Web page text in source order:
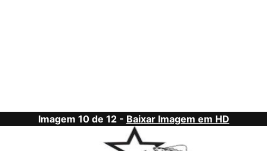
Imagem 10 de 12 - Baixar Imagem em HD